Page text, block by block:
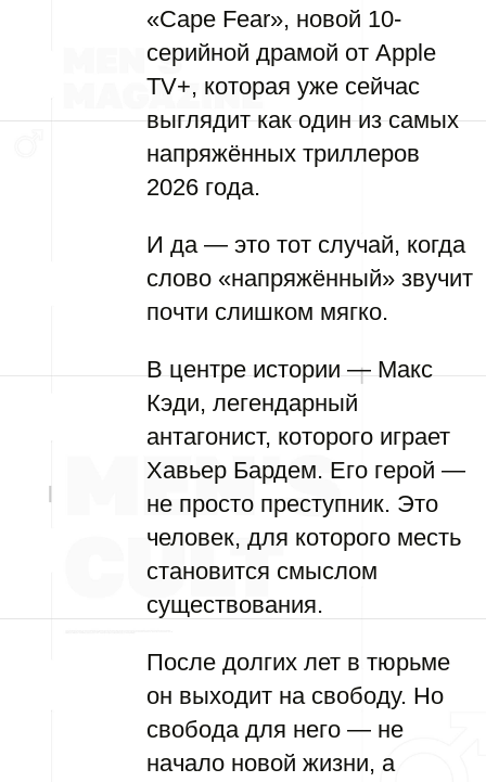
«Cape Fear», новой 10-
серийной драмой от Apple
TV+, которая уже сейчас
выглядит как один из самых
напряжённых триллеров
2026 года.
И да — это тот случай, когда
слово «напряжённый» звучит
почти слишком мягко.
В центре истории — Макс
Кэди, легендарный
антагонист, которого играет
Хавьер Бардем. Его герой —
не просто преступник. Это
человек, для которого месть
становится смыслом
существования.
После долгих лет в тюрьме
он выходит на свободу. Но
свобода для него — не
начало новой жизни, а